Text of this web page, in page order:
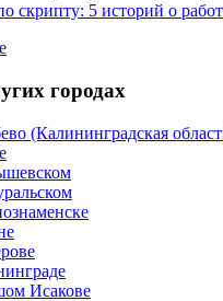
скрипту: 5 историй о
городах
(Калининградская
Исакове